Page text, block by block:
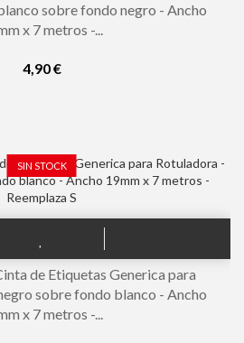
sobre fondo negro - Ancho
x 7 metros -...
4,90 €
SIN STOCK
de Etiquetas Generica para
sobre fondo blanco - Ancho
x 7 metros -...